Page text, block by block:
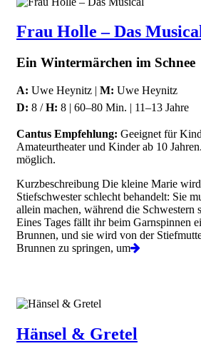
Frau Holle – Das
Ein Wintermärchen im Schnee
A: Uwe Heynitz | M: Uwe Heynitz
D: 8 /H: 8 | 60–80 Min. | 11–13 Jahre
Cantus Empfehlung: Geeignet für
Amateurtheater und Kinder ab 10
möglich.
Kurzbeschreibung Die kleine Marie
Stiefschwester schlecht behandelt: Sie
allein machen, während die Schwestern
Eines Tages fällt ihr beim Garnspinnen
Brunnen, und sie wird von der
Brunnen zu springen, um
Hänsel & Gretel